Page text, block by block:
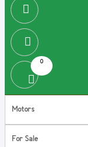
0
Motors
For Sale